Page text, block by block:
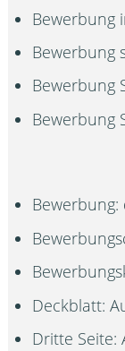
Bewerbung
Bewerbung
Bewerbung
Bewerbung
Deckblatt:
Dritte Seite: